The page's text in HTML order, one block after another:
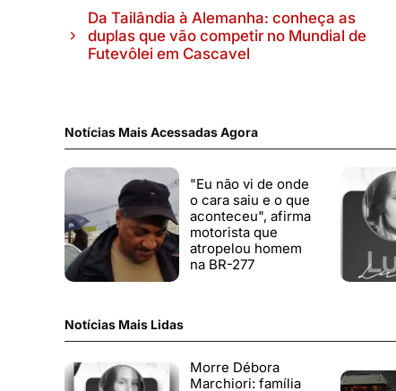
Da Tailândia à Alemanha: conheça as
duplas que vão competir no Mundial de
Futevôlei em Cascavel
Notícias Mais Acessadas Agora
"Eu não vi de onde
o cara saiu e o que
aconteceu", afirma
motorista que
atropelou homem
na BR-277
Notícias Mais Lidas
Morre Débora
Marchiori: família